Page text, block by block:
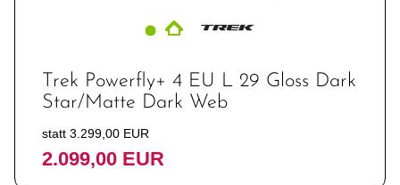
Trek Powerfly+ 4 EU L 29 Gloss Dark
Star/Matte Dark Web
statt 3.299,00 EUR
2.099,00 EUR